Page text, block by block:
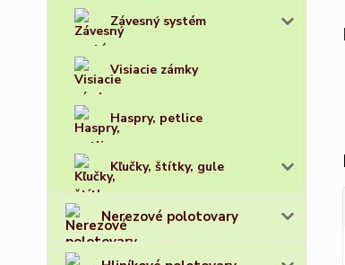
Závesný systém
Visiacie zámky
Haspry, petlice
Kľučky, štítky, gule
Nerezové polotovary